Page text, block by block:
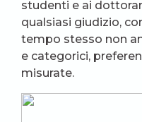
studenti e ai
qualsiasi giudizio,
tempo stesso non
e categorici,
misurate.